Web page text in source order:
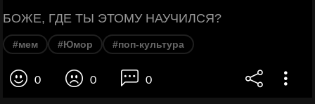
БОЖЕ, ГДЕ ТЫ ЭТОМУ НАУЧИЛСЯ?
#мем #Юмор #поп-культура
0 0 0